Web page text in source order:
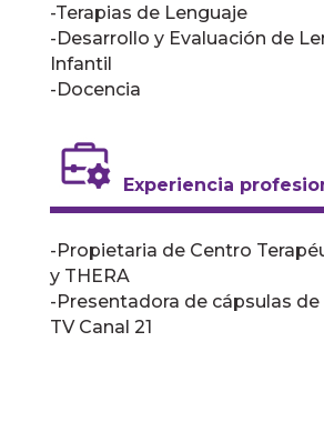
-Terapias de Lenguaje
-Desarrollo y Evaluación de
Infantil
-Docencia
Experiencia
-Propietaria de Centro
y THERA
-Presentadora de cápsulas de
TV Canal 21